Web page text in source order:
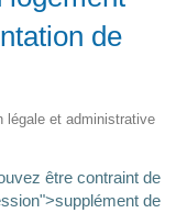
de
légale et administrative
être contraint de
de